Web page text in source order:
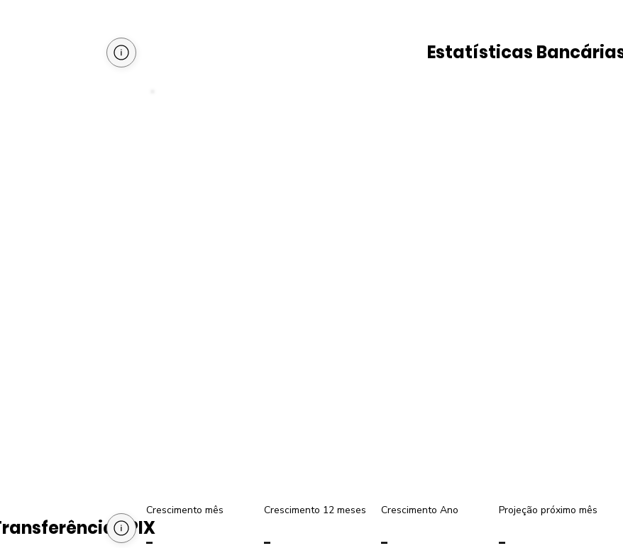
Estatísticas
PIX
Crescimento mês Crescimento 12 meses Crescimento Ano
-
Projeção próximo mês
-
- -